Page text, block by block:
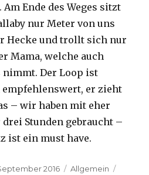
Ende des Weges sitzt
nur Meter von uns
Hecke und trollt sich nur
Mama, welche auch
nimmt. Der Loop ist
er zieht
– wir haben mit eher
Stunden gebraucht –
ist ein must have.
2016 Kategorien
Allgemein